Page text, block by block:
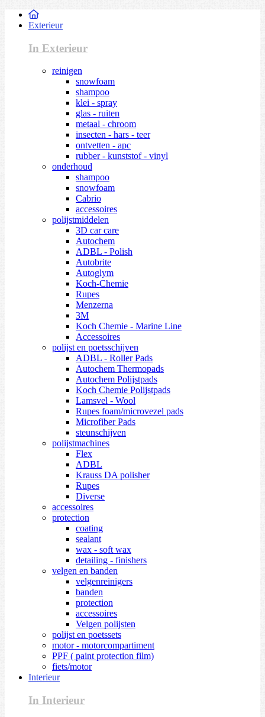
Exterieur
In Exterieur
reinigen
snowfoam
shampoo
klei - spray
glas - ruiten
metaal - chroom
insecten - hars - teer
ontvetten - apc
rubber - kunststof - vinyl
onderhoud
shampoo
snowfoam
Cabrio
accessoires
polijstmiddelen
3D car care
Autochem
ADBL - Polish
Autobrite
Autoglym
Koch-Chemie
Rupes
Menzerna
3M
Koch Chemie - Marine Line
Accessoires
polijst en poetsschijven
ADBL - Roller Pads
Autochem Thermopads
Autochem Polijstpads
Koch Chemie Polijstpads
Lamsvel - Wool
Rupes foam/microvezel pads
Microfiber Pads
steunschijven
polijstmachines
Flex
ADBL
Krauss DA polisher
Rupes
Diverse
accessoires
protection
coating
sealant
wax - soft wax
detailing - finishers
velgen en banden
velgenreinigers
banden
protection
accessoires
Velgen polijsten
polijst en poetssets
motor - motorcompartiment
PPF ( paint protection film)
fiets/motor
Interieur
In Interieur